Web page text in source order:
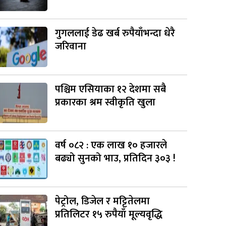
गुगललाई डेढ खर्ब रुपैयाँभन्दा धेरै
जरिवाना
पश्चिम एसियाका १२ देशमा सबै
प्रकारका श्रम स्वीकृति खुला
वर्ष ०८२ : एक लाख १० हजारले
बढ्यो सुनको भाउ, प्रतिदिन ३०३ !
पेट्रोल, डिजेल र मट्टितेलमा
प्रतिलिटर १५ रुपैयाँ मूल्यवृद्धि